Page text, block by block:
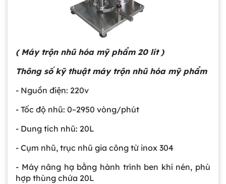
( Máy trộn nhũ hóa mỹ phẩm 20 lít )
Thông số kỹ thuật máy trộn nhũ hóa mỹ phẩm
- Nguồn điện: 220v
- Tốc độ nhũ: 0~2950 vòng/phút
- Dung tích nhũ: 20L
- Cụm nhũ, trục nhũ gia công từ inox 304
- Máy nâng hạ bằng hành trình ben khí nén, phù
hợp thùng chứa 20L